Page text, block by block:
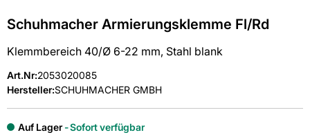
Schuhmacher Armierungsklemme Fl/Rd
Klemmbereich 40/Ø 6-22 mm, Stahl blank
Art.Nr:2053020085
Hersteller:SCHUHMACHER GMBH
Auf Lager
Sofort verfügbar